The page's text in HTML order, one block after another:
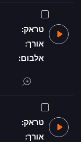
טראק:
אורך:
אלבום:
טראק:
אורך: